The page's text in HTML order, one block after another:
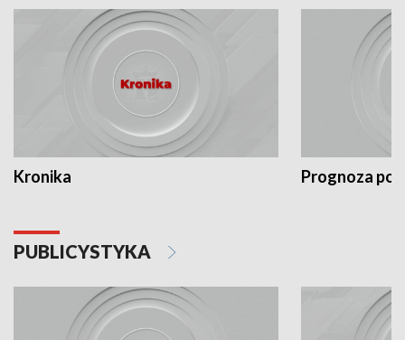
Kronika Prognoza
PUBLICYSTYKA